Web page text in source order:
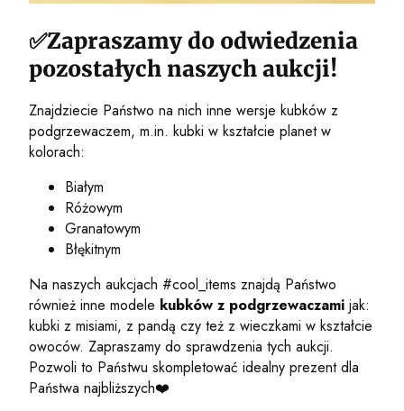
✅Zapraszamy do odwiedzenia
pozostałych naszych aukcji!
Znajdziecie Państwo na nich inne wersje kubków z
podgrzewaczem, m.in. kubki w kształcie planet w
kolorach:
Białym
Różowym
Granatowym
Błękitnym
Na naszych aukcjach #cool_items znajdą Państwo
również inne modele kubków z podgrzewaczami jak:
kubki z misiami, z pandą czy też z wieczkami w kształcie
owoców. Zapraszamy do sprawdzenia tych aukcji.
Pozwoli to Państwu skompletować idealny prezent dla
Państwa najbliższych❤️